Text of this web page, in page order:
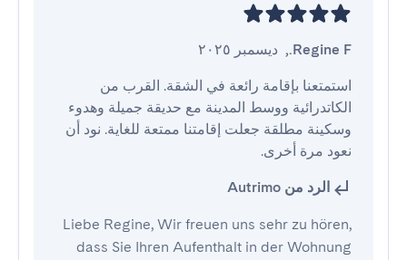
Regine F.
, ديسمبر ٢٠٢٥
نعود مرة أخرى.
الرد من Autrimo
Liebe Regine, Wir freuen uns sehr zu hören,
dass Sie Ihren Aufenthalt in der Wohnung